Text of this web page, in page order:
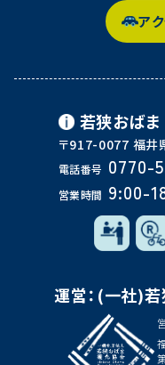
ア
若狭おばま
〒917-0077 福井
電話番号 0770-
営業時間 9:00-
運営：(一社)